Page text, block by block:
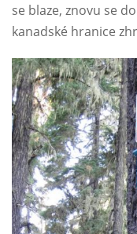
se blaze, znovu se
kanadské hranice